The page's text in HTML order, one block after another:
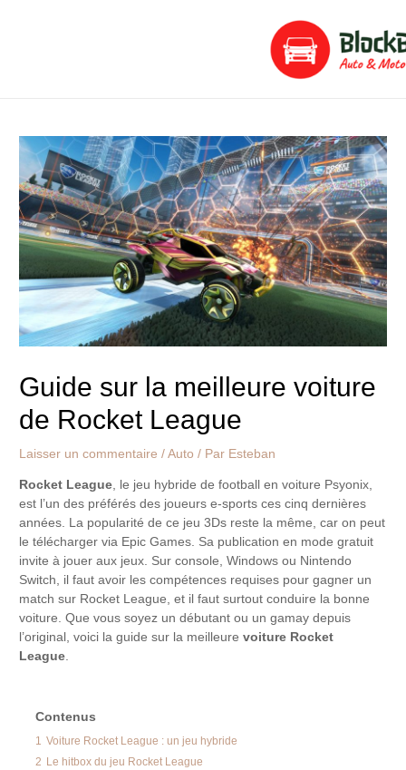
Guide sur la meilleure voiture
de Rocket League
Laisser un commentaire /Auto / Par Esteban
Rocket League, le jeu hybride de football en voiture Psyonix,
est l’un des préférés des joueurs e-sports ces cinq dernières
années. La popularité de ce jeu 3Ds reste la même, car on peut
le télécharger via Epic Games. Sa publication en mode gratuit
invite à jouer aux jeux. Sur console, Windows ou Nintendo
Switch, il faut avoir les compétences requises pour gagner un
match sur Rocket League, et il faut surtout conduire la bonne
voiture. Que vous soyez un débutant ou un gamay depuis
l’original, voici la guide sur la meilleurevoiture Rocket
League.
Contenus
1 Voiture Rocket League : un jeu hybride
2 Le hitbox du jeu Rocket League